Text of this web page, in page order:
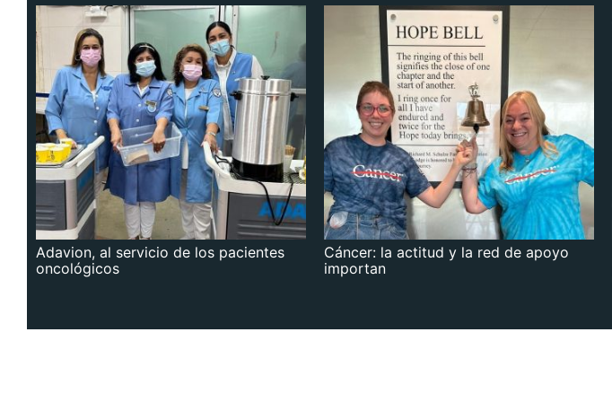
Adavion, al servicio de los pacientes
oncológicos
Cáncer: la actitud y la red de apoyo
importan